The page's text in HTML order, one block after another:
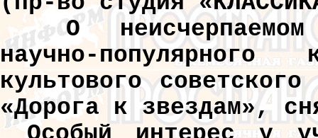
О неисчерпаемом
научно-
культового
«Дорога к звездам»,